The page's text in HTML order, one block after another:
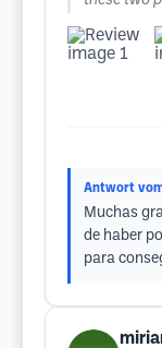
Antwort
Muchas
de haber
para